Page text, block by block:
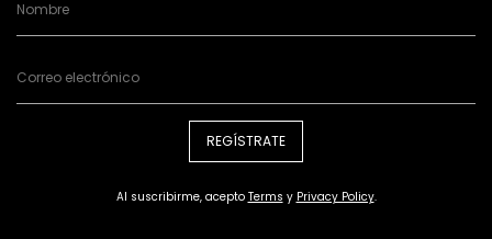
REGÍSTRATE
Al suscribirme, acepto Terms y Privacy Policy.